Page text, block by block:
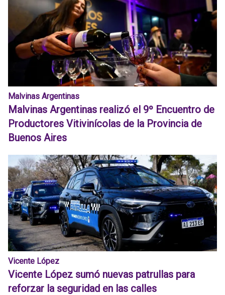
Malvinas Argentinas
Malvinas Argentinas realizó el 9º Encuentro de
Productores Vitivinícolas de la Provincia de
Buenos Aires
Vicente López
Vicente López sumó nuevas patrullas para
reforzar la seguridad en las calles